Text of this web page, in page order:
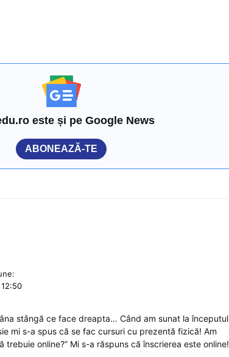
este și pe Google News
ABONEAZĂ-TE
stângă ce face dreapta… Când am sunat la începutul
mi s-a spus că se fac cursuri cu prezentă fizică! Am
online?” Mi s-a răspuns că înscrierea este online!